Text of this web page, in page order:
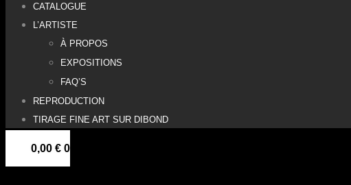
CATALOGUE
L’ARTISTE
À PROPOS
EXPOSITIONS
FAQ’S
REPRODUCTION
TIRAGE FINE ART SUR DIBOND
0,00 € 0